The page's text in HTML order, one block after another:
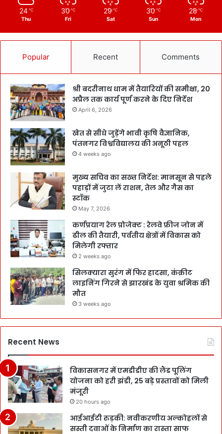
24 ℃
Thu
30 ℃
Fri
29 ℃
Sat
30 ℃
Sun
28 ℃
Mon
Popular Recent Comments
श्री बदरीनाथ धाम में तैयारियों की समीक्षा, 20
अप्रैल तक कार्य पूर्ण करने के दिए निर्देश
April 6, 2026
खेत से सीधे जुड़ेंगे भावी कृषि वैज्ञानिक,
पंतनगर विश्वविद्यालय की अनूठी पहल
4 weeks ago
मुख्य सचिव का सख्त निर्देश: मानसून से पहले
पहाड़ों में जुटा लें राशन, तेल और गैस का
स्टॉक
May 7, 2026
कर्णप्रयाग रेल प्रोजेक्ट : रेलवे फ्रीज जोन में
ढील की तैयारी, पर्वतीय क्षेत्रों में विकास को
मिलेगी रफ्तार
2 weeks ago
सिलक्यारा सुरंग में फिर हादसा, कंक्रीट
लाइनिंग गिरने से झारखंड के युवा श्रमिक की
मौत
3 weeks ago
Recent News
विकासनगर में एमडीडीए की लैंड पूलिंग
योजना को हरी झंडी, 25 बड़े प्रस्तावों को मिली
मंजूरी
20 hours ago
आईआईटी रुड़की: नवीकरणीय अल्कोहलों से
सस्ती दवाओं के निर्माण का रास्ता साफ